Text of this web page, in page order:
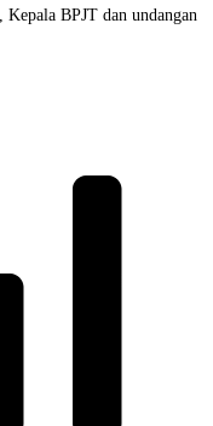
BPJT dan undangan